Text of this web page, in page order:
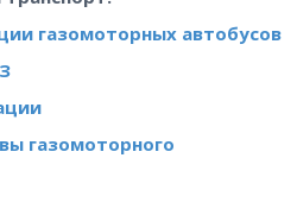
газомоторных автобусов
газомоторного